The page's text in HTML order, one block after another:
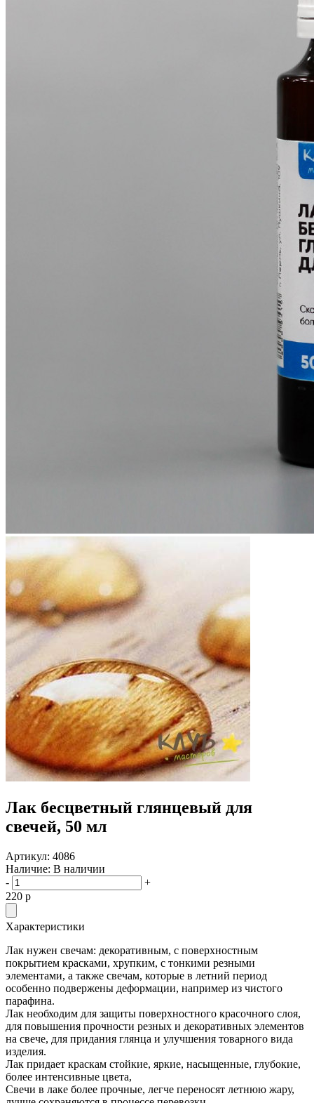
Лак бесцветный глянцевый для
свечей, 50 мл
Артикул: 4086
Наличие: В наличии
-
+
220 p
Характеристики
Лак нужен свечам: декоративным, с поверхностным
покрытием красками, хрупким, с тонкими резными
элементами, а также свечам, которые в летний период
особенно подвержены деформации, например из чистого
парафина.
Лак необходим для защиты поверхностного красочного слоя,
для повышения прочности резных и декоративных элементов
на свече, для придания глянца и улучшения товарного вида
изделия.
Лак придает краскам стойкие, яркие, насыщенные, глубокие,
более интенсивные цвета,
Свечи в лаке более прочные, легче переносят летнюю жару,